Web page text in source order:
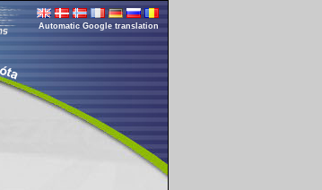
Automatic Google translation